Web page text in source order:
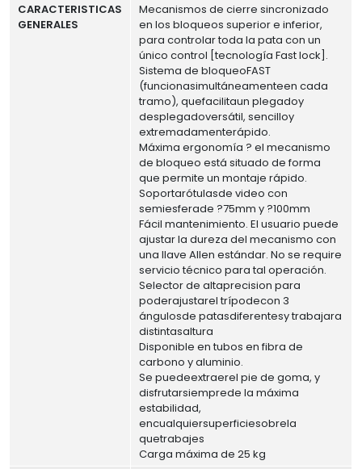
CARACTERISTICAS
GENERALES
Mecanismos de cierre sincronizado
en los bloqueos superior e inferior,
para controlar toda la pata con un
único control [tecnología Fast lock].
Sistema de bloqueoFAST
(funcionasimultáneamenteen cada
tramo), quefacilitaun plegadoy
desplegadoversátil, sencilloy
extremadamenterápido.
Máxima ergonomía ? el mecanismo
de bloqueo está situado de forma
que permite un montaje rápido.
Soportarótulasde video con
semiesferade ?75mm y ?100mm
Fácil mantenimiento. El usuario puede
ajustar la dureza del mecanismo con
una llave Allen estándar. No se require
servicio técnico para tal operación.
Selector de altaprecision para
poderajustarel trípodecon 3
ángulosde patasdiferentesy trabajara
distintasaltura
Disponible en tubos en fibra de
carbono y aluminio.
Se puedeextraerel pie de goma, y
disfrutarsiemprede la máxima
estabilidad,
encualquiersuperficiesobrela
quetrabajes
Carga máxima de 25 kg